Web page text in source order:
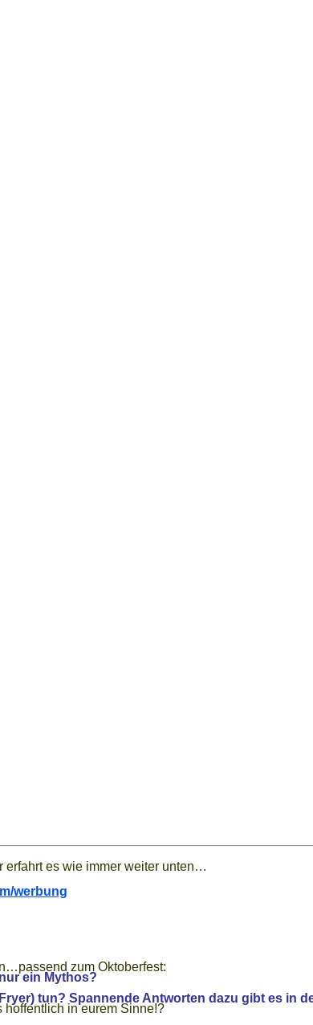
erfahrt es wie immer weiter unten…
werbung
zum Oktoberfest:
ein Mythos?
tun? Spannende Antworten dazu gibt es in
in eurem Sinne!?